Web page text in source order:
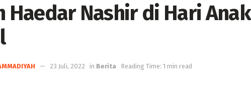
Haedar Nashir di Hari Anak
23 Juli, 2022 in Berita Reading Time: 1 min read